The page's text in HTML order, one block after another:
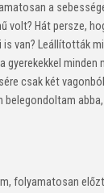
a
Hát persze,
van? Leállították
gyerekekkel
csak két
belegondoltam
folyamatosan